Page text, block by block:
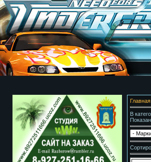
Главная
В